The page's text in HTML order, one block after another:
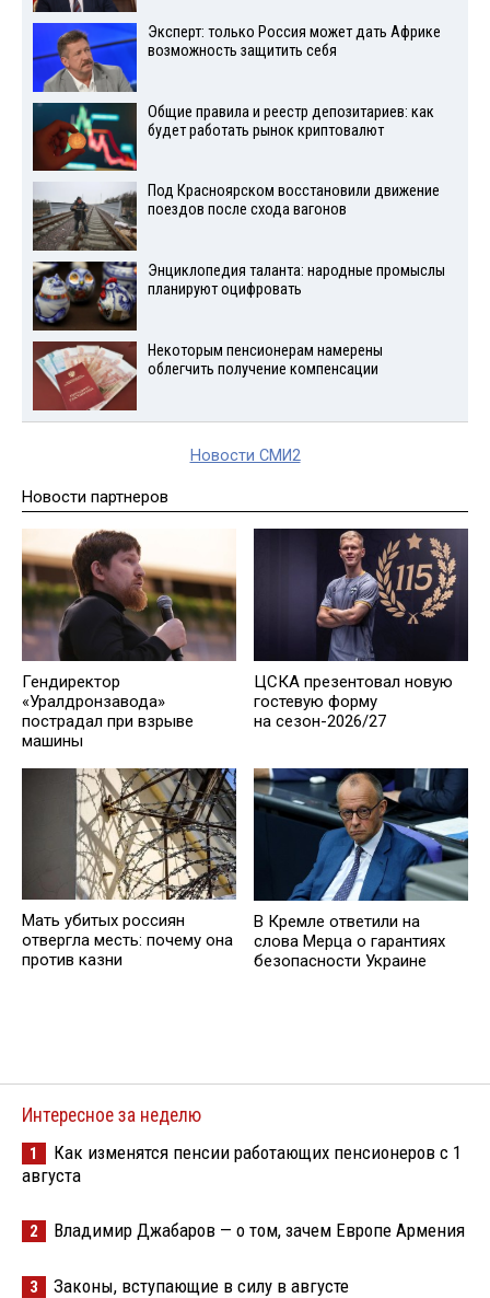
Эксперт: только Россия может дать Африке
возможность защитить себя
Общие правила и реестр депозитариев: как
будет работать рынок криптовалют
Под Красноярском восстановили движение
поездов после схода вагонов
Энциклопедия таланта: народные промыслы
планируют оцифровать
Некоторым пенсионерам намерены
облегчить получение компенсации
Новости СМИ2
Новости партнеров
Гендиректор
«Уралдронзавода»
пострадал при взрыве
машины
ЦСКА презентовал новую
гостевую форму
на сезон-2026/27
Мать убитых россиян
отвергла месть: почему она
против казни
В Кремле ответили на
слова Мерца о гарантиях
безопасности Украине
Интересное за неделю
1
Как изменятся пенсии работающих пенсионеров с 1
августа
2 Владимир Джабаров — о том, зачем Европе Армения
3 Законы, вступающие в силу в августе